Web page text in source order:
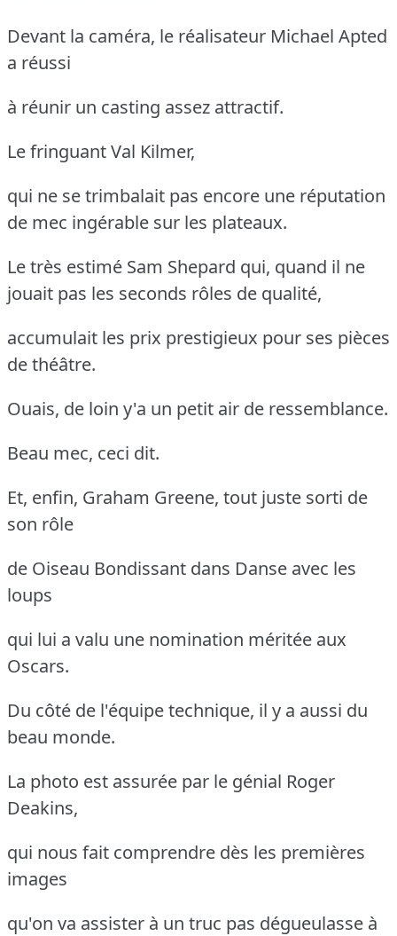
Devant la caméra, le réalisateur Michael Apted
a réussi
à réunir un casting assez attractif.
Le fringuant Val Kilmer,
qui ne se trimbalait pas encore une réputation
de mec ingérable sur les plateaux.
Le très estimé Sam Shepard qui, quand il ne
jouait pas les seconds rôles de qualité,
accumulait les prix prestigieux pour ses pièces
de théâtre.
Ouais, de loin y'a un petit air de ressemblance.
Beau mec, ceci dit.
Et, enfin, Graham Greene, tout juste sorti de
son rôle
de Oiseau Bondissant dans Danse avec les
loups
qui lui a valu une nomination méritée aux
Oscars.
Du côté de l'équipe technique, il y a aussi du
beau monde.
La photo est assurée par le génial Roger
Deakins,
qui nous fait comprendre dès les premières
images
qu'on va assister à un truc pas dégueulasse à